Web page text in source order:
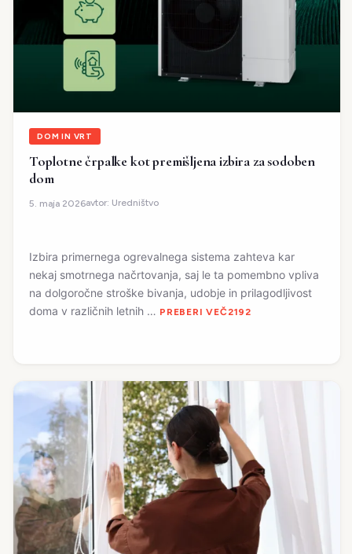
DOM IN VRT
Toplotne črpalke kot premišljena izbira za sodoben
dom
5. maja 2026avtor: Uredništvo
Izbira primernega ogrevalnega sistema zahteva kar
nekaj smotrnega načrtovanja, saj le ta pomembno vpliva
na dolgoročne stroške bivanja, udobje in prilagodljivost
doma v različnih letnih … PREBERI VEČ